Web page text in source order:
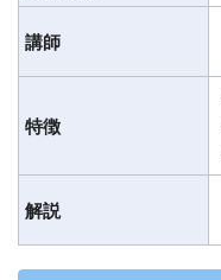
講師
特徴
解説